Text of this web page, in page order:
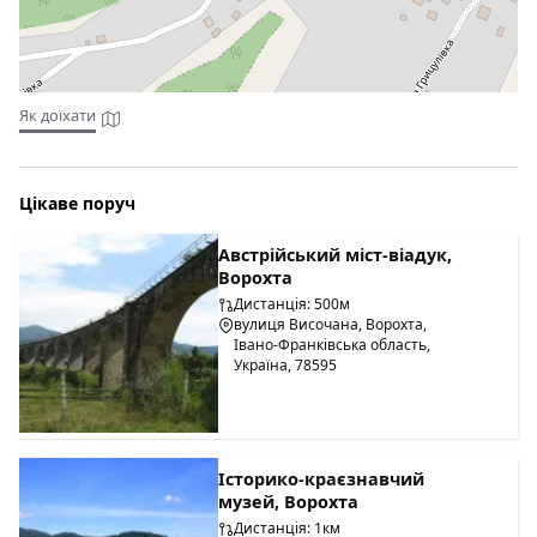
Як доїхати
Цікаве поруч
Австрійський міст-віадук,
Ворохта
Дистанція: 500м
вулиця Височана, Ворохта,
Івано-Франківська область,
Україна, 78595
Історико-краєзнавчий
музей, Ворохта
Дистанція: 1км